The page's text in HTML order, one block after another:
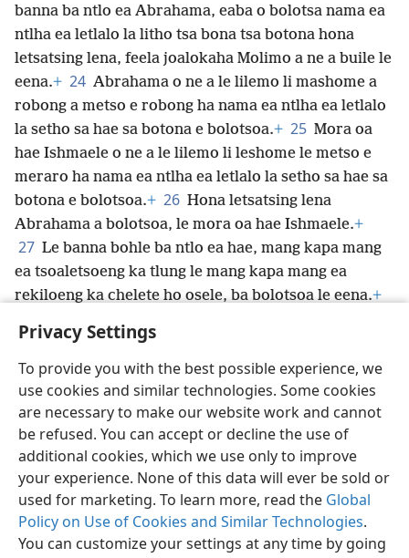
Privacy Settings
To provide you with the best possible experience, we
use cookies and similar technologies. Some cookies
are necessary to make our website work and cannot
be refused. You can accept or decline the use of
additional cookies, which we use only to improve
your experience. None of this data will ever be sold or
used for marketing. To learn more, read the Global
Policy on Use of Cookies and Similar Technologies.
You can customize your settings at any time by going
banna ba ntlo ea Abrahama, eaba o bolotsa nama ea
ntlha ea letlalo la litho tsa bona tsa botona hona
letsatsing lena, feela joalokaha Molimo a ne a buile le
eena.+ 24 Abrahama o ne a le lilemo li mashome a
robong a metso e robong ha nama ea ntlha ea letlalo
la setho sa hae sa botona e bolotsoa.+ 25 Mora oa
hae Ishmaele o ne a le lilemo li leshome le metso e
meraro ha nama ea ntlha ea letlalo la setho sa hae sa
botona e bolotsoa.+ 26 Hona letsatsing lena
Abrahama a bolotsoa, le mora oa hae Ishmaele.+
27 Le banna bohle ba ntlo ea hae, mang kapa mang
ea tsoaletsoeng ka tlung le mang kapa mang ea
rekiloeng ka chelete ho osele, ba bolotsoa le eena.+
Sesotho (Lesotho) Romela Ikhethele
Copyright© 2026 Watch Tower Bible and Tract Society of Pennsylvania
Melao ea Tšebeliso
Tumellano ea ho Boloka Lekunutu
Privacy Settings
JW.ORG Kena